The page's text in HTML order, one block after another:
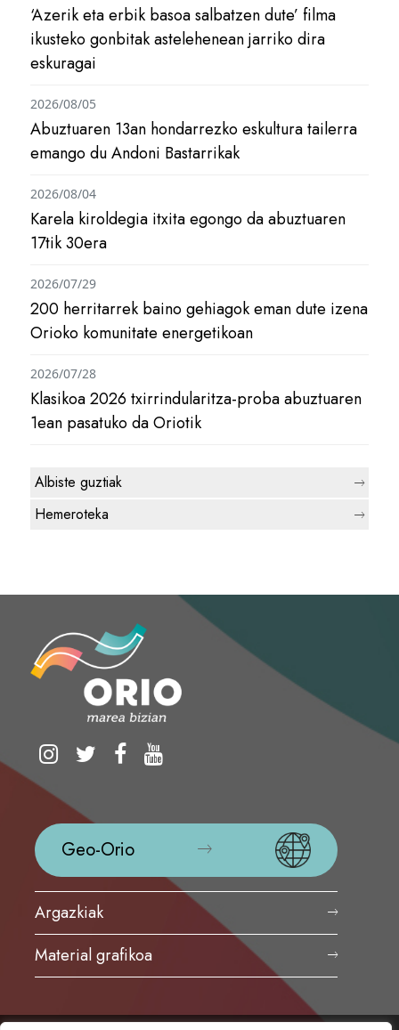
‘Azerik eta erbik basoa salbatzen dute’ filma
ikusteko gonbitak astelehenean jarriko dira
eskuragai
Abuztuaren 13an hondarrezko eskultura tailerra
emango du Andoni Bastarrikak
2026/08/05
Karela kiroldegia itxita egongo da abuztuaren
17tik 30era
2026/08/04
200 herritarrek baino gehiagok eman dute izena
Orioko komunitate energetikoan
2026/07/29
Klasikoa 2026 txirrindularitza-proba abuztuaren
1ean pasatuko da Oriotik
2026/07/28
Albiste guztiak
Hemeroteka
Geo-Orio
Argazkiak
Material grafikoa